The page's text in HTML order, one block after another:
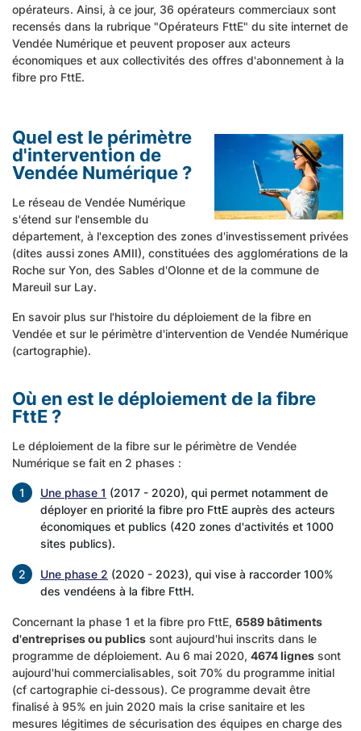
opérateurs. Ainsi, à ce jour, 36 opérateurs commerciaux sont
recensés dans la rubrique "Opérateurs FttE" du site internet de
Vendée Numérique et peuvent proposer aux acteurs
économiques et aux collectivités des offres d'abonnement à la
fibre pro FttE.
Quel est le périmètre
d'intervention de
Vendée Numérique ?
Le réseau de Vendée Numérique
s'étend sur l'ensemble du
département, à l'exception des zones d'investissement privées
(dites aussi zones AMII), constituées des agglomérations de la
Roche sur Yon, des Sables d'Olonne et de la commune de
Mareuil sur Lay.
En savoir plus sur l'histoire du déploiement de la fibre en
Vendée et sur le périmètre d'intervention de Vendée Numérique
(cartographie).
Où en est le déploiement de la fibre
FttE ?
Le déploiement de la fibre sur le périmètre de Vendée
Numérique se fait en 2 phases :
Une phase 1 (2017 - 2020), qui permet notamment de
déployer en priorité la fibre pro FttE auprès des acteurs
économiques et publics (420 zones d'activités et 1000
sites publics).
Une phase 2 (2020 - 2023), qui vise à raccorder 100%
des vendéens à la fibre FttH.
Concernant la phase 1 et la fibre pro FttE, 6589 bâtiments
d'entreprises ou publics sont aujourd'hui inscrits dans le
programme de déploiement. Au 6 mai 2020, 4674 lignes sont
aujourd'hui commercialisables, soit 70% du programme initial
(cf cartographie ci-dessous). Ce programme devait être
finalisé à 95% en juin 2020 mais la crise sanitaire et les
mesures légitimes de sécurisation des équipes en charge des